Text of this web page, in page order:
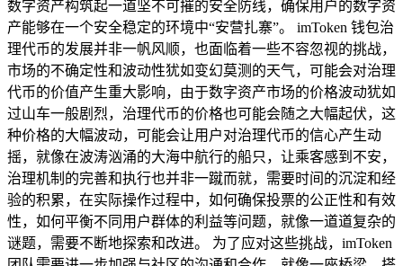
数字资产构筑起一道坚不可摧的安全防线，确保用户的数字资
产能够在一个安全稳定的环境中“安营扎寨”。 imToken 钱包治
理代币的发展并非一帆风顺，也面临着一些不容忽视的挑战，
市场的不确定性和波动性犹如变幻莫测的天气，可能会对治理
代币的价值产生重大影响，由于数字资产市场的价格波动犹如
过山车一般剧烈，治理代币的价格也可能会随之大幅起伏，这
种价格的大幅波动，可能会让用户对治理代币的信心产生动
摇，就像在波涛汹涌的大海中航行的船只，让乘客感到不安，
治理机制的完善和执行也并非一蹴而就，需要时间的沉淀和经
验的积累，在实际操作过程中，如何确保投票的公正性和有效
性，如何平衡不同用户群体的利益等问题，就像一道道复杂的
谜题，需要不断地探索和改进。 为了应对这些挑战，imToken